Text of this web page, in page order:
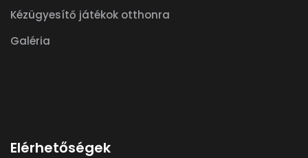
Kézügyesítő játékok otthonra
Galéria
Elérhetőségek